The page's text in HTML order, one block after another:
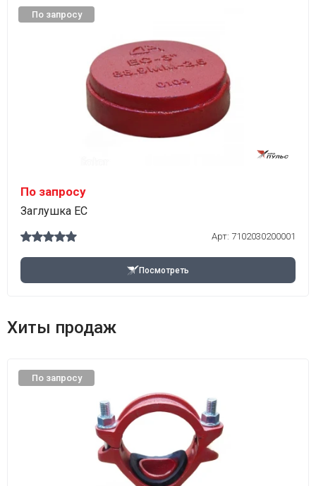
По запросу
По запросу
Заглушка EC
Арт: 7102030200001
Посмотреть
Хиты продаж
По запросу